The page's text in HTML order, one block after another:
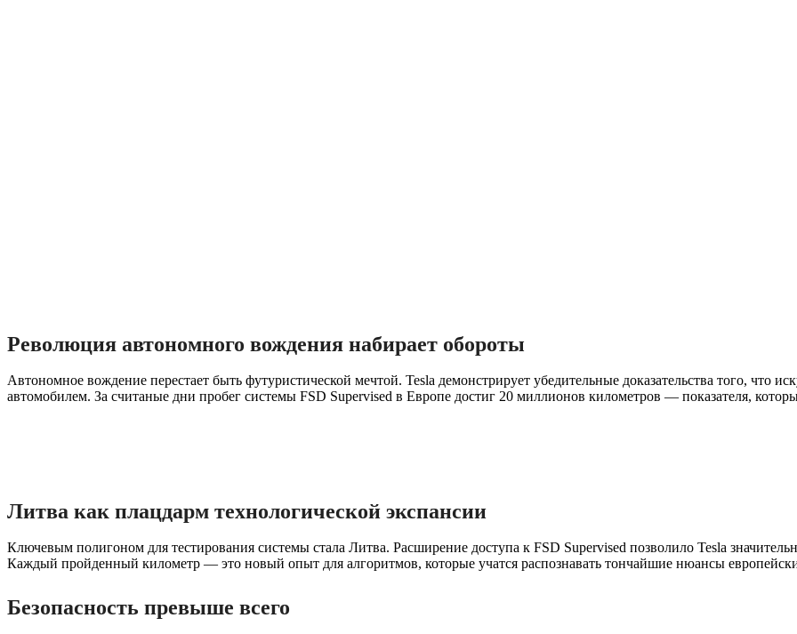
Революция автономного вождения набирает обороты
Автономное вождение перестает быть футуристической мечтой. Tesla демонстрирует убедительные доказательства того, что
автомобилем. За считаные дни пробег системы FSD Supervised в Европе достиг 20 миллионов километров — показателя,
Литва как плацдарм технологической экспансии
Ключевым полигоном для тестирования системы стала Литва. Расширение доступа к FSD Supervised позволило Tesla
Каждый пройденный километр — это новый опыт для алгоритмов, которые учатся распознавать тончайшие нюансы
Безопасность превыше всего